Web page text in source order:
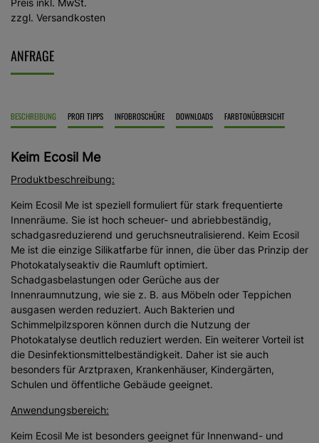
Preis inkl. MwSt.
zzgl. Versandkosten
ANFRAGE
BESCHREIBUNG PROFI TIPPS INFOBROSCHÜRE DOWNLOADS FARBTONÜBERSICHT
Keim Ecosil Me
Produktbeschreibung:
Keim Ecosil Me ist speziell formuliert für stark frequentierte
Innenräume. Sie ist hoch scheuer- und abriebbeständig,
schadgasreduzierend und geruchsneutralisierend. Keim Ecosil
Me ist die einzige Silikatfarbe für innen, die über das Prinzip der
Photokatalyseaktiv die Raumluft optimiert.
Schadgasbelastungen oder Gerüche aus der
Innenraumnutzung, wie sie z. B. aus Möbeln oder Teppichen
ausgasen werden reduziert. Auch Bakterien und
Schimmelpilzsporen können durch die Nutzung der
Photokatalyse deutlich reduziert werden. Ein weiterer Vorteil ist
die Desinfektionsmittelbeständigkeit. Daher ist sie auch
besonders für Arztpraxen, Krankenhäuser, Kindergärten,
Schulen und öffentliche Gebäude geeignet.
Anwendungsbereich:
Keim Ecosil Me ist besonders geeignet für Innenwand- und